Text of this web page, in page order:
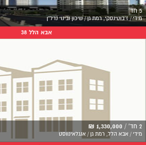
5 חד'
מידי / ז'בוטינסקי, רמת גן / שיכון ובינוי נדל"ן
אבא הלל 38
2 חד' / 1,330,000 ₪
מידי / אבא הלל, רמת גן / אנגלאינווסט